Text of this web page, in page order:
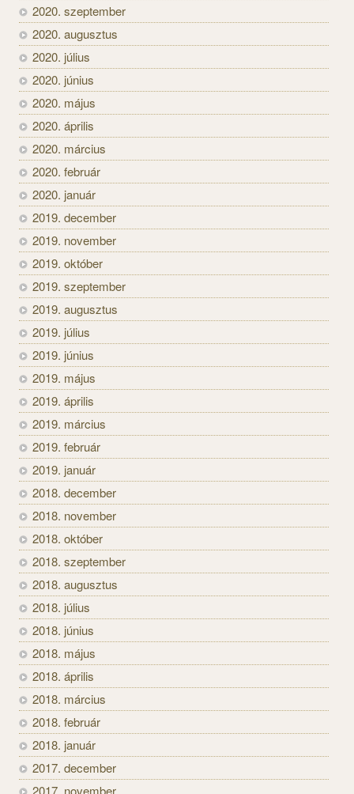
2020. szeptember
2020. augusztus
2020. július
2020. június
2020. május
2020. április
2020. március
2020. február
2020. január
2019. december
2019. november
2019. október
2019. szeptember
2019. augusztus
2019. július
2019. június
2019. május
2019. április
2019. március
2019. február
2019. január
2018. december
2018. november
2018. október
2018. szeptember
2018. augusztus
2018. július
2018. június
2018. május
2018. április
2018. március
2018. február
2018. január
2017. december
2017. november